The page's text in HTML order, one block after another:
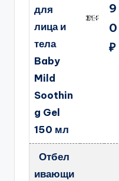
для
лица и
тела
Baby
Mild
Soothin
g Gel
150 мл
9
0
₽
Отбел
ивающи